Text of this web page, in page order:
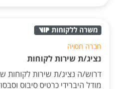
חברה חסויה
נציג/ת שירות לקוחות
דרוש/ה נציג/ת שירות לקוחות
מודל היברידי כרטיס סיבוס